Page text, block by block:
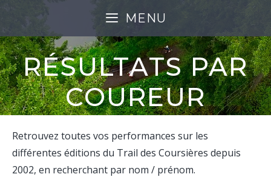
contenu
MENU
RÉSULTATS PAR
COUREUR
Retrouvez toutes vos performances sur les
différentes éditions du Trail des Coursières depuis
2002, en recherchant par nom / prénom.